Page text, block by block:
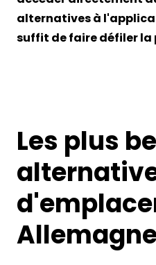
alternatives à
suffit de faire défiler la
Les plus